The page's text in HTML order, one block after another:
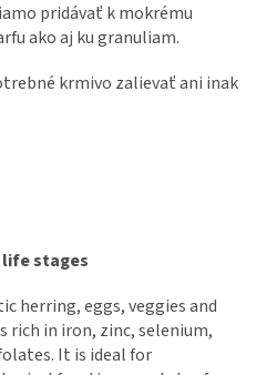
pridávať k mokrému
ako aj ku granuliam.
krmivo zalievať ani inak
stages
herring, eggs, veggies and
rich in iron, zinc, selenium,
It is ideal for